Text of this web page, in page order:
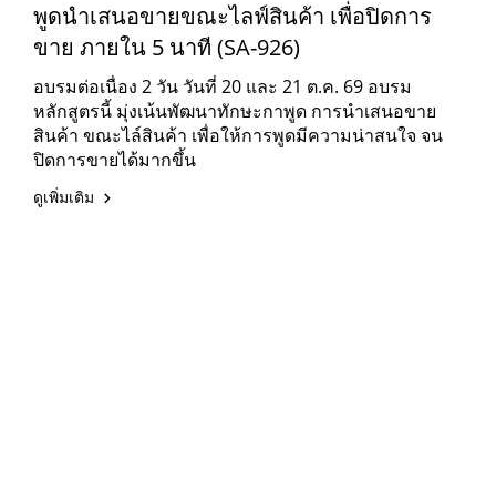
พูดนำเสนอขายขณะไลฟ์สินค้า เพื่อปิดการ
ขาย ภายใน 5 นาที (SA-926)
อบรมต่อเนื่อง 2 วัน วันที่ 20 และ 21 ต.ค. 69 อบรม
หลักสูตรนี้ มุ่งเน้นพัฒนาทักษะกาพูด การนำเสนอขาย
สินค้า ขณะไล์สินค้า เพื่อให้การพูดมีความน่าสนใจ จน
ปิดการขายได้มากขึ้น
ดูเพิ่มเติม